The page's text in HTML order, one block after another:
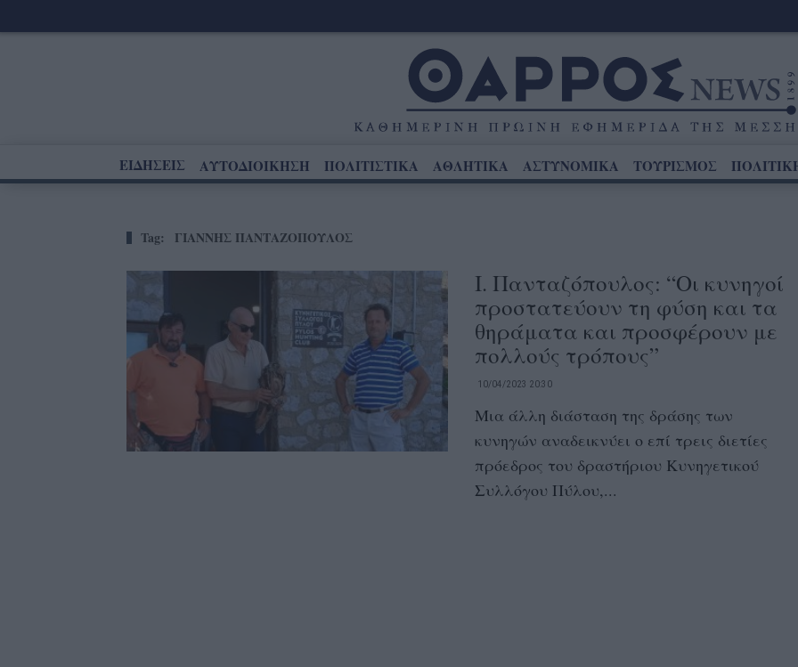
ΕΙΔΗΣΕΙΣ ΑΥΤΟΔΙΟΙΚΗΣΗ ΠΟΛΙΤΙΣΤΙΚΑ ΑΘΛΗΤΙΚΑ ΑΣΤΥΝΟΜΙΚΑ ΤΟΥΡΙΣΜΟΣ
Tag: ΓΙΑΝΝΗΣ ΠΑΝΤΑΖΟΠΟΥΛΟΣ
Ι. Πανταζόπουλος: “Οι κυνηγοί
προστατεύουν τη φύση και τα
θηράματα και προσφέρουν με
πολλούς τρόπους”
10/04/2023 20:30
Μια άλλη διάσταση της δράσης των
κυνηγών αναδεικνύει ο επί τρεις διετίες
πρόεδρος του δραστήριου Κυνηγετικού
Συλλόγου Πύλου,...